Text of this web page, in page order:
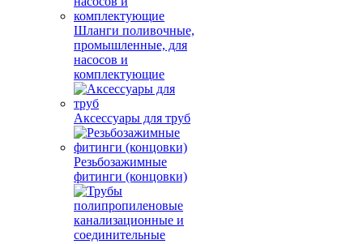
Шланги поливочные,
промышленные, для
насосов и
комплектующие
Аксессуары для труб
Резьбозажимные
фитинги (концовки)